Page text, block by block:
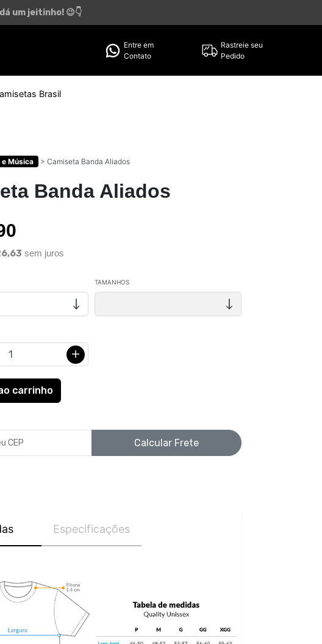
um jeitinho! 😉👇
Entre em
Contato
Rastreie seu
Pedido
Brasil
e Música > Camiseta Banda Aliados
Banda Aliados
sem juros
TAMANHOS
Calcular Frete
Especificações